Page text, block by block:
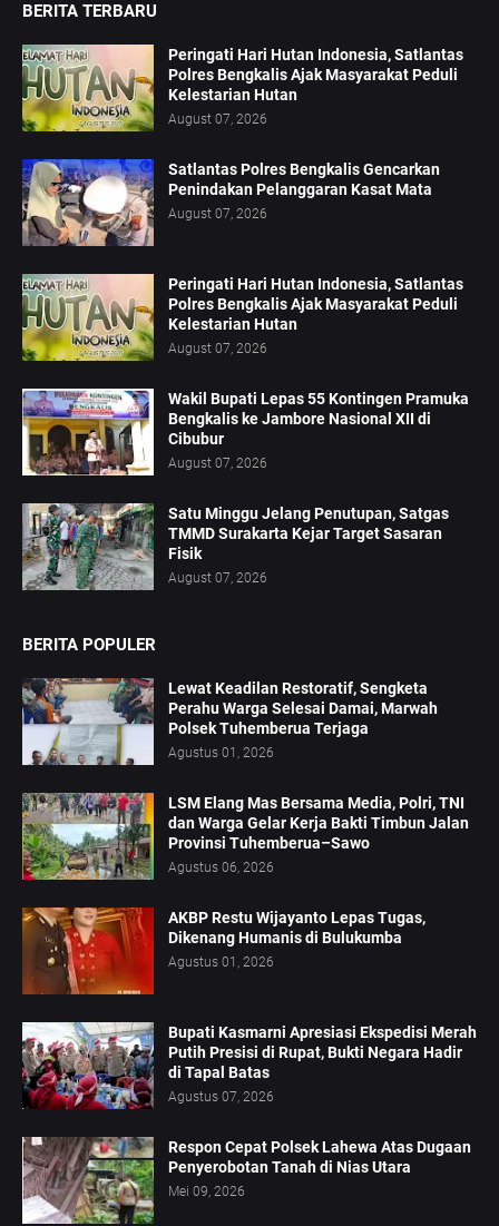
BERITA TERBARU
Peringati Hari Hutan Indonesia, Satlantas
Polres Bengkalis Ajak Masyarakat Peduli
Kelestarian Hutan
August 07, 2026
Satlantas Polres Bengkalis Gencarkan
Penindakan Pelanggaran Kasat Mata
August 07, 2026
Peringati Hari Hutan Indonesia, Satlantas
Polres Bengkalis Ajak Masyarakat Peduli
Kelestarian Hutan
August 07, 2026
Wakil Bupati Lepas 55 Kontingen Pramuka
Bengkalis ke Jambore Nasional XII di
Cibubur
August 07, 2026
Satu Minggu Jelang Penutupan, Satgas
TMMD Surakarta Kejar Target Sasaran
Fisik
August 07, 2026
BERITA POPULER
Lewat Keadilan Restoratif, Sengketa
Perahu Warga Selesai Damai, Marwah
Polsek Tuhemberua Terjaga
Agustus 01, 2026
LSM Elang Mas Bersama Media, Polri, TNI
dan Warga Gelar Kerja Bakti Timbun Jalan
Provinsi Tuhemberua–Sawo
Agustus 06, 2026
AKBP Restu Wijayanto Lepas Tugas,
Dikenang Humanis di Bulukumba
Agustus 01, 2026
Bupati Kasmarni Apresiasi Ekspedisi Merah
Putih Presisi di Rupat, Bukti Negara Hadir
di Tapal Batas
Agustus 07, 2026
Respon Cepat Polsek Lahewa Atas Dugaan
Penyerobotan Tanah di Nias Utara
Mei 09, 2026